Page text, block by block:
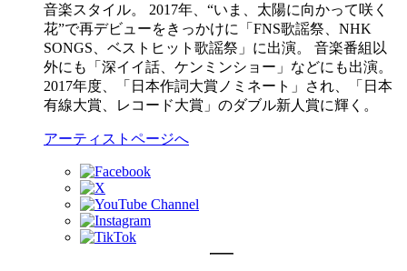
音楽スタイル。 2017年、“いま、太陽に向かって咲く
花”で再デビューをきっかけに「FNS歌謡祭、NHK
SONGS、ベストヒット歌謡祭」に出演。 音楽番組以
外にも「深イイ話、ケンミンショー」などにも出演。
2017年度、「日本作詞大賞ノミネート」され、「日本
有線大賞、レコード大賞」のダブル新人賞に輝く。
アーティストページへ